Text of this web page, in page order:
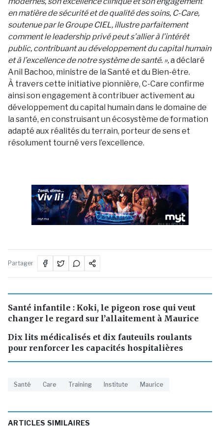
en matière de sécurité et de qualité des soins, C-Care,
soutenue par le Groupe CIEL, illustre parfaitement
comment le leadership privé peut s’allier à l’intérêt
public, contribuant au développement du capital humain
et à l’excellence de notre système de santé. »,a déclaré
Anil Bachoo, ministre de la Santé et du Bien-être.
À travers cette initiative pionnière, C-Care confirme
ainsi son engagement à contribuer activement au
développement du capital humain dans le domaine de
la santé, en construisant un écosystème de formation
adapté aux réalités du terrain, porteur de sens et
résolument tourné vers l’excellence.
PUBLICITÉ
Partager
Santé infantile : Koki, le pigeon rose qui veut
changer le regard sur l’allaitement à Maurice
Dix lits médicalisés et dix fauteuils roulants
pour renforcer les capacités hospitalières
Santé Care Training Institute Maurice
ARTICLES SIMILAIRES